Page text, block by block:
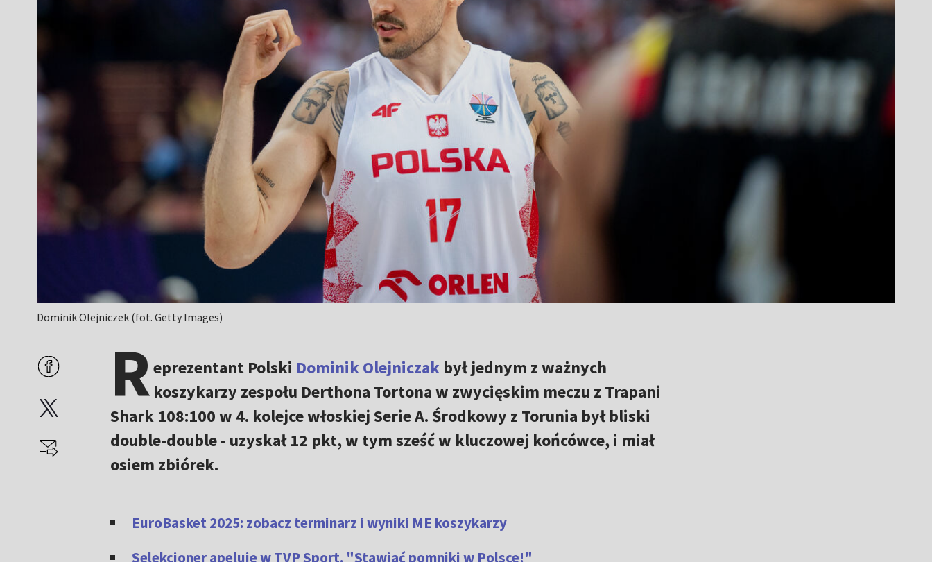
Dominik Olejniczek (fot. Getty Images)
Reprezentant Polski Dominik Olejniczakbył jednym z ważnych
koszykarzy zespołu Derthona Tortona w zwycięskim meczu z Trapani
Shark 108:100 w 4. kolejce włoskiej Serie A. Środkowy z Torunia był bliski
double-double - uzyskał 12 pkt, w tym sześć w kluczowej końcówce, i miał
osiem zbiórek.
EuroBasket 2025: zobacz terminarz i wyniki ME koszykarzy
Selekcjoner apeluje w TVP Sport. "Stawiać pomniki w Polsce!"